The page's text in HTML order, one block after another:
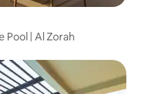
Pool | Al Zorah